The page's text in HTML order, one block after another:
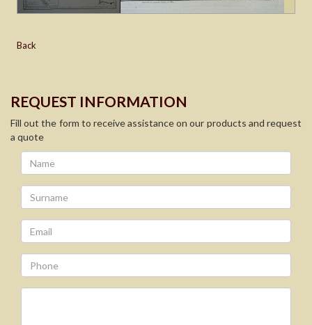
Back
REQUEST INFORMATION
Fill out the form to receive assistance on our products and request
a quote